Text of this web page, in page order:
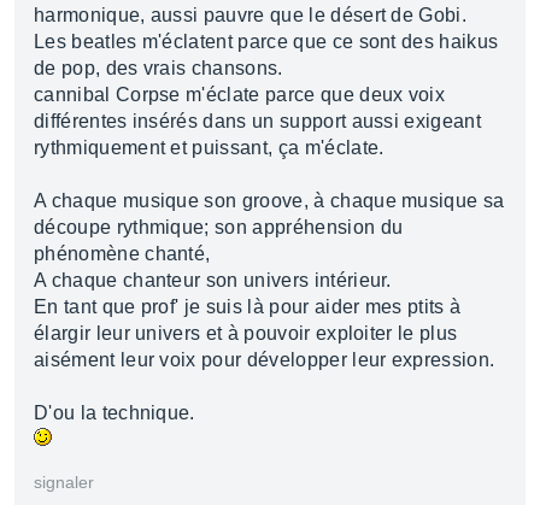
harmonique, aussi pauvre que le désert de Gobi.
Les beatles m'éclatent parce que ce sont des haikus
de pop, des vrais chansons.
cannibal Corpse m'éclate parce que deux voix
différentes insérés dans un support aussi exigeant
rythmiquement et puissant, ça m'éclate.
A chaque musique son groove, à chaque musique sa
découpe rythmique; son appréhension du
phénomène chanté,
A chaque chanteur son univers intérieur.
En tant que prof' je suis là pour aider mes ptits à
élargir leur univers et à pouvoir exploiter le plus
aisément leur voix pour développer leur expression.
D'ou la technique.
signaler